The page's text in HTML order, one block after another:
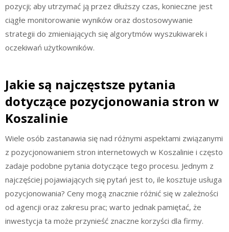
pozycji; aby utrzymać ją przez dłuższy czas, konieczne jest
ciągłe monitorowanie wyników oraz dostosowywanie
strategii do zmieniających się algorytmów wyszukiwarek i
oczekiwań użytkowników.
Jakie są najczęstsze pytania
dotyczące pozycjonowania stron w
Koszalinie
Wiele osób zastanawia się nad różnymi aspektami związanymi
z pozycjonowaniem stron internetowych w Koszalinie i często
zadaje podobne pytania dotyczące tego procesu. Jednym z
najczęściej pojawiających się pytań jest to, ile kosztuje usługa
pozycjonowania? Ceny mogą znacznie różnić się w zależności
od agencji oraz zakresu prac; warto jednak pamiętać, że
inwestycja ta może przynieść znaczne korzyści dla firmy.